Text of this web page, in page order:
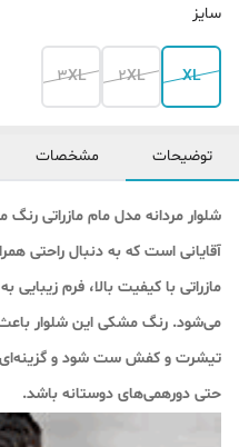
سایز
XL
2XL
3XL
توضیحات مشخصات
شلوار مردانه مدل مام مازراتی
آقایانی است که به دنبال راحتی
مازراتی با کیفیت بالا، فرم
می‌شود. رنگ مشکی این شلوار باعث
تیشرت و کفش ست شود و گزینه‌ای
حتی دورهمی‌های دوستانه باشد.